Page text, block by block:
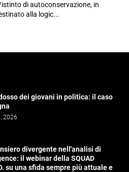
di autoconservazione, in
alla logic...
dei giovani in politica: il caso
2026
divergente nell'analisi di
il webinar della SQUAD
su una sfida sempre più attuale e